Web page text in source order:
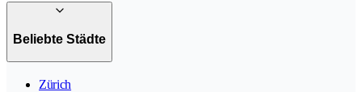
Beliebte Städte
Zürich